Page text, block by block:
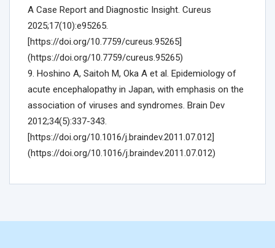
A Case Report and Diagnostic Insight. Cureus
2025;17(10):e95265.
[https://doi.org/10.7759/cureus.95265]
(https://doi.org/10.7759/cureus.95265)
9. Hoshino A, Saitoh M, Oka A et al. Epidemiology of
acute encephalopathy in Japan, with emphasis on the
association of viruses and syndromes. Brain Dev
2012;34(5):337-343.
[https://doi.org/10.1016/j.braindev.2011.07.012]
(https://doi.org/10.1016/j.braindev.2011.07.012)